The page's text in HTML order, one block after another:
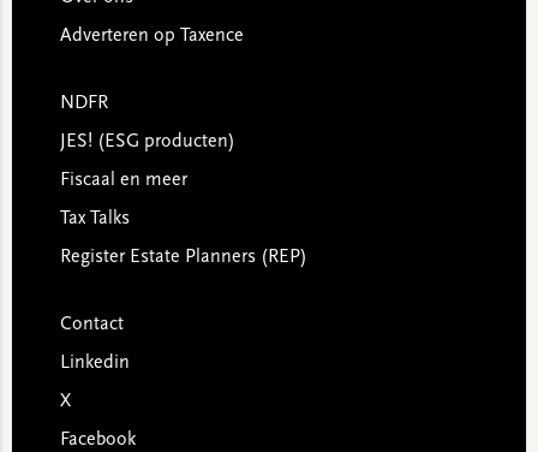
Adverteren op Taxence
NDFR
JES! (ESG producten)
Fiscaal en meer
Tax Talks
Register Estate Planners (REP)
Contact
Linkedin
X
Facebook